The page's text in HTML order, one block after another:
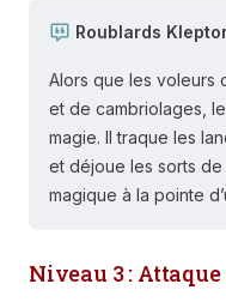
Roublards
Alors que les voleurs
et de cambriolages,
magie. Il traque les
et déjoue les sorts de
magique à la pointe
Niveau 3 :